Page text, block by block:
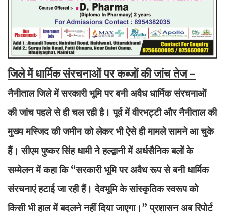
जिले में धार्मिक संरचनाओं पर कब्जों की जांच तेज -
नैनीताल जिले में सरकारी भूमि पर बनी अवैध धार्मिक संरचनाओं
की जांच पहले से ही चल रही है। पूर्व में वीरभट्टी और नैनीताल की
मुख्य मस्जिद की जमीन को लेकर भी ऐसे ही मामले सामने आ चुके
हैं। सीएम पुष्कर सिंह धामी ने हल्द्वानी में अर्धसैनिक बलों के
सम्मेलन में कहा कि “सरकारी भूमि पर अवैध रूप से बनी धार्मिक
संरचनाएं हटाई जा रही हैं। देवभूमि के सांस्कृतिक स्वरूप को
किसी भी हाल में बदलने नहीं दिया जाएगा।” प्रशासन अब रिपोर्ट